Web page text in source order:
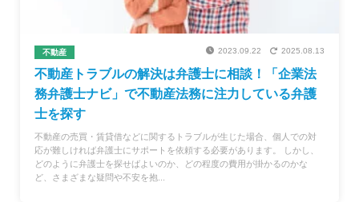
不動産 2023.09.22 2025.08.13
不動産トラブルの解決は弁護士に相談！「企業法
務弁護士ナビ」で不動産法務に注力している弁護
士を探す
不動産の売買・賃貸借などに関するトラブルが生じた場合、個人での対
応が難しければ弁護士にサポートを依頼する必要があります。 しかし、
どのように弁護士を探せばよいのか、どの程度の費用が掛かるのかな
ど、さまざまな疑問や不安を抱...